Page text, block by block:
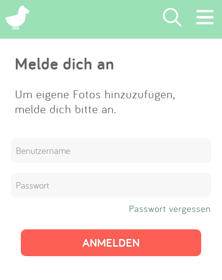
×
Suchen
Eintragen
App
Melde dich an
Um eigene Fotos hinzuzufügen,
melde dich bitte an.
Passwort vergessen